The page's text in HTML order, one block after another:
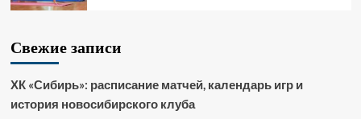
Свежие записи
ХК «Сибирь»: расписание матчей, календарь игр и
история новосибирского клуба